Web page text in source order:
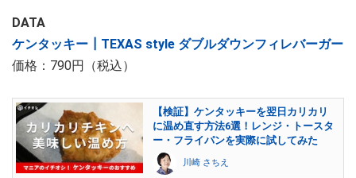
DATA
ケンタッキー┃TEXAS style ダブルダウンフィレバーガー
価格：790円（税込）
【検証】ケンタッキーを翌日カリカリ
に温め直す方法6選！レンジ・トースタ
ー・フライパンを実際に試してみた
川崎 さちえ